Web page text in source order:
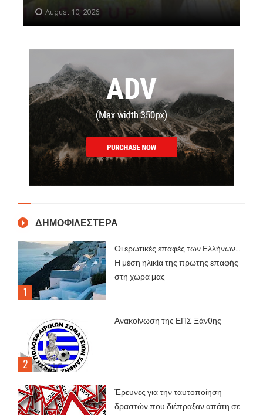
August 10, 2026
ΔΗΜΟΦΙΛΕΣΤΕΡΑ
Οι ερωτικές επαφές των Ελλήνων…
Η μέση ηλικία της πρώτης επαφής
στη χώρα μας
Ανακοίνωση της ΕΠΣ Ξάνθης
Έρευνες για την ταυτοποίηση
δραστών που διέπραξαν απάτη σε